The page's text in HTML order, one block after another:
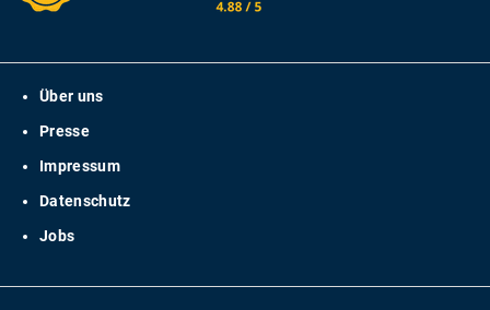
Über uns
Presse
Impressum
Datenschutz
Jobs